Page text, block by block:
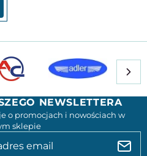
NEWSLETTERA
o promocjach i nowościach w
sklepie